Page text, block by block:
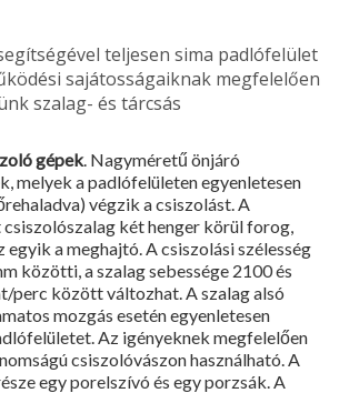
teljesen sima padlófelület
sajátos­ságaiknak megfelelően
szalag- és tárcsás
gépek. Nagymé­retű önjáró
melyek a padlófe­lületen egyenletesen
végzik a csiszolást. A
két henger körül forog,
egyik a meghajtó. A csiszolási szélesség
közötti, a szalag sebessége 2100 és
perc között változhat. A szalag alsó
mozgás esetén egyen­letesen
Az igények­nek megfelelően
csi­szolóvászon használható. A
egy porelszívó és egy porzsák. A